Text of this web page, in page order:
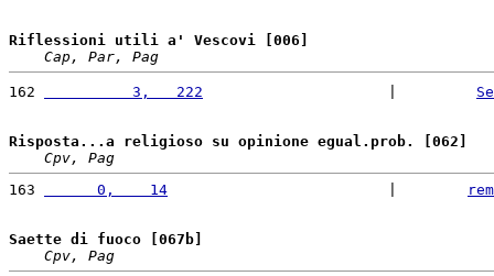
Riflessioni utili a' Vescovi [006]
Cap, Par, Pag
162
          3,   222
Risposta...a religioso su opinione egual.prob. [062]
Cpv, Pag
163
      0,    14
Saette di fuoco [067b]
Cpv, Pag